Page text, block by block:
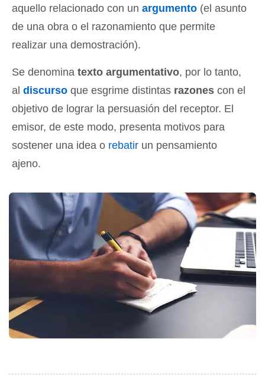
aquello relacionado con un argumento (el asunto
de una obra o el razonamiento que permite
realizar una demostración).
Se denomina texto argumentativo, por lo tanto,
al discurso que esgrime distintas razones con el
objetivo de lograr la persuasión del receptor. El
emisor, de este modo, presenta motivos para
sostener una idea o rebatir un pensamiento
ajeno.